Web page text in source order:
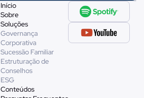
Início
Sobre
Soluções
Governança
Corporativa
Sucessão Familiar
Estruturação de
Conselhos
ESG
Conteúdos